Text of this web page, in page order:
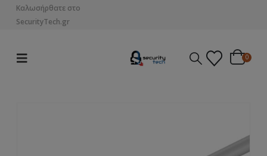
Καλωσήρθατε στο
SecurityTech.gr
0